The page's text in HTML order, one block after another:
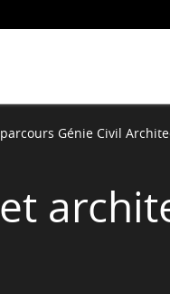
Génie Civil